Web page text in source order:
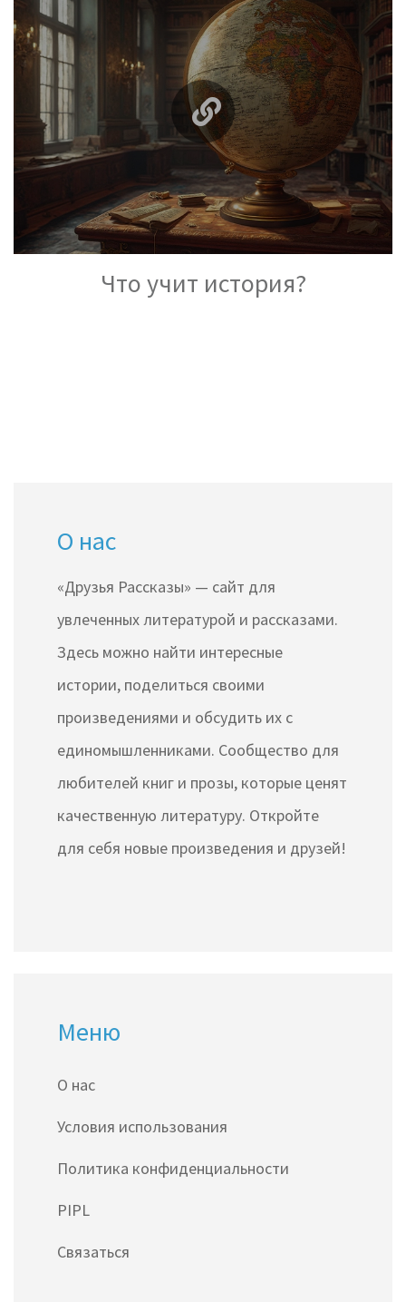
Что учит история?
О нас
«Друзья Рассказы» — сайт для
увлеченных литературой и рассказами.
Здесь можно найти интересные
истории, поделиться своими
произведениями и обсудить их с
единомышленниками. Сообщество для
любителей книг и прозы, которые ценят
качественную литературу. Откройте
для себя новые произведения и друзей!
Меню
О нас
Условия использования
Политика конфиденциальности
PIPL
Связаться